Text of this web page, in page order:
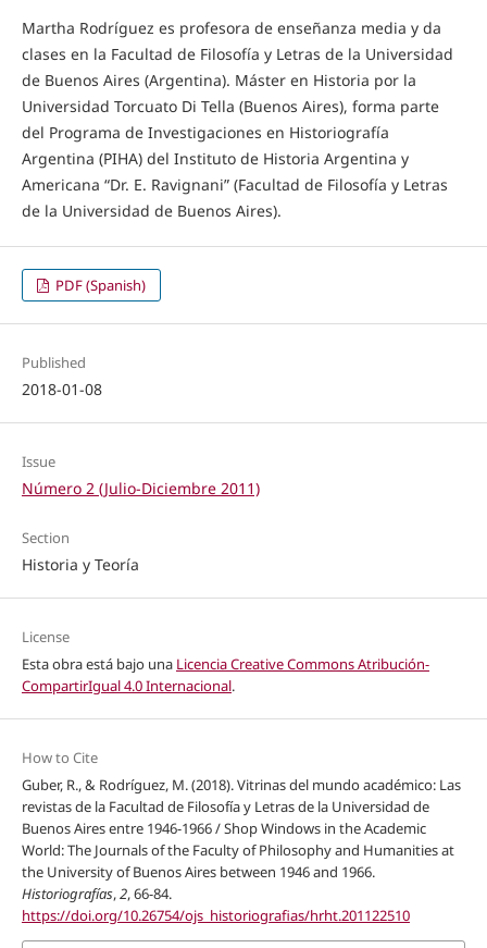
Martha Rodríguez es profesora de enseñanza media y da
clases en la Facultad de Filosofía y Letras de la Universidad
de Buenos Aires (Argentina). Máster en Historia por la
Universidad Torcuato Di Tella (Buenos Aires), forma parte
del Programa de Investigaciones en Historiografía
Argentina (PIHA) del Instituto de Historia Argentina y
Americana “Dr. E. Ravignani” (Facultad de Filosofía y Letras
de la Universidad de Buenos Aires).
PDF (Spanish)
Published
2018-01-08
Issue
Número 2 (Julio-Diciembre 2011)
Section
Historia y Teoría
License
Esta obra está bajo una Licencia Creative Commons Atribución-
CompartirIgual 4.0 Internacional.
How to Cite
Guber, R., & Rodríguez, M. (2018). Vitrinas del mundo académico: Las
revistas de la Facultad de Filosofía y Letras de la Universidad de
Buenos Aires entre 1946-1966 / Shop Windows in the Academic
World: The Journals of the Faculty of Philosophy and Humanities at
the University of Buenos Aires between 1946 and 1966.
Historiografías,2, 66-84.
https://doi.org/10.26754/ojs_historiografias/hrht.201122510